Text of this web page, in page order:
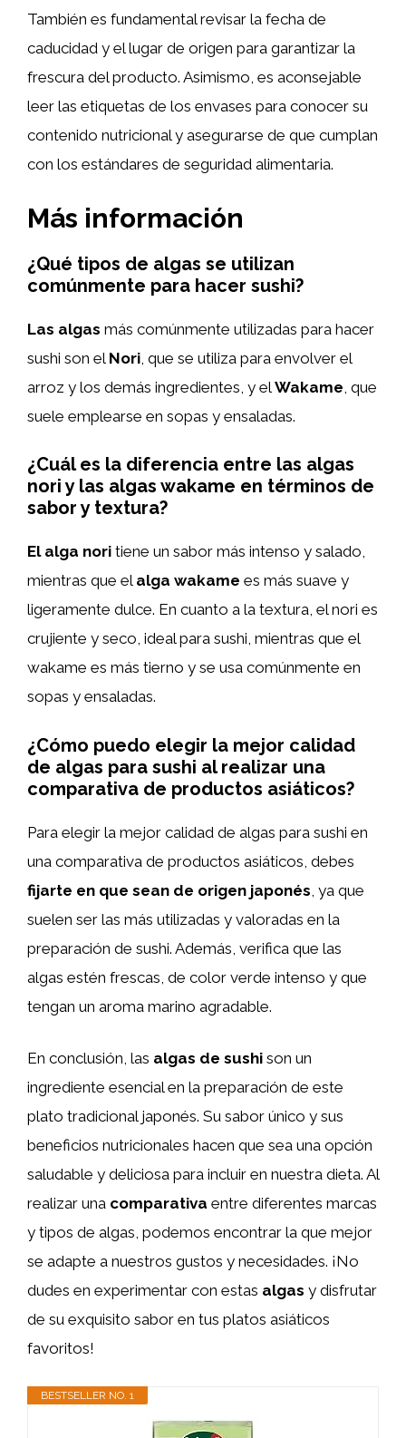
También es fundamental revisar la fecha de
caducidad y el lugar de origen para garantizar la
frescura del producto. Asimismo, es aconsejable
leer las etiquetas de los envases para conocer su
contenido nutricional y asegurarse de que cumplan
con los estándares de seguridad alimentaria.
Más información
¿Qué tipos de algas se utilizan
comúnmente para hacer sushi?
Las algas más comúnmente utilizadas para hacer
sushi son el Nori , que se utiliza para envolver el
arroz y los demás ingredientes, y elWakame , que
suele emplearse en sopas y ensaladas.
¿Cuál es la diferencia entre las algas
nori y las algas wakame en términos de
sabor y textura?
El alga nori tiene un sabor más intenso y salado,
mientras que el alga wakame es más suave y
ligeramente dulce. En cuanto a la textura, el nori es
crujiente y seco, ideal para sushi, mientras que el
wakame es más tierno y se usa comúnmente en
sopas y ensaladas.
¿Cómo puedo elegir la mejor calidad
de algas para sushi al realizar una
comparativa de productos asiáticos?
Para elegir la mejor calidad de algas para sushi en
una comparativa de productos asiáticos, debes
fijarte en que sean de origen japonés , ya que
suelen ser las más utilizadas y valoradas en la
preparación de sushi. Además, verifica que las
algas estén frescas, de color verde intenso y que
tengan un aroma marino agradable.
En conclusión, las algas de sushi son un
ingrediente esencial en la preparación de este
plato tradicional japonés. Su sabor único y sus
beneficios nutricionales hacen que sea una opción
saludable y deliciosa para incluir en nuestra dieta. Al
realizar una comparativa entre diferentes marcas
y tipos de algas, podemos encontrar la que mejor
se adapte a nuestros gustos y necesidades. ¡No
dudes en experimentar con estas algas y disfrutar
de su exquisito sabor en tus platos asiáticos
favoritos!
BESTSELLER NO. 1